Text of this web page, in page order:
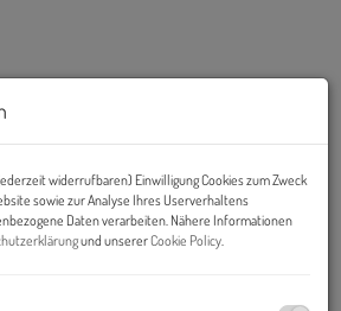
widerrufbaren) Einwilligung Cookies zum Zweck
sowie zur Analyse Ihres Userverhaltens
Daten verarbeiten. Nähere Informationen
und unsererCookie Policy.